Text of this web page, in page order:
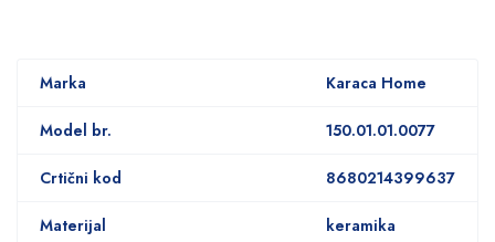
Marka Karaca Home
Model br. 150.01.01.0077
Crtični kod 8680214399637
Materijal keramika